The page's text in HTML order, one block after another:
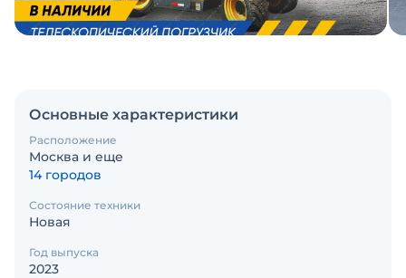
Основные характеристики
Расположение
Москва и еще
14 городов
Состояние техники
Новая
Год выпуска
2023